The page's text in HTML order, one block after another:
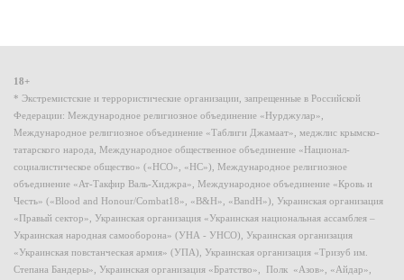
18+
* Экстремистские и террористические организации, запрещенные в Российской
Федерации: Международное религиозное объединение «Нурджулар»,
Международное религиозное объединение «Таблиги Джамаат», меджлис крымско-
татарского народа, Международное общественное объединение «Национал-
социалистическое общество» («НСО», «НС»), Международное религиозное
объединение «Ат-Такфир Валь-Хиджра», Международное объединение «Кровь и
Честь» («Blood and Honour/Combat18», «B&H», «BandH»), Украинская организация
«Правый сектор», Украинская организация «Украинская национальная ассамблея –
Украинская народная самооборона» (УНА - УНСО), Украинская организация
«Украинская повстанческая армия» (УПА), Украинская организация «Тризуб им.
Степана Бандеры», Украинская организация «Братство», Полк «Азов», «Айдар»,